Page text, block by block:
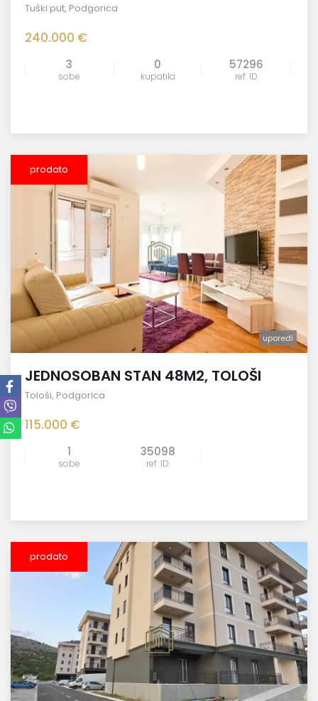
Tuški put, Podgorica
240.000 €
3
sobe
0
kupatila
57296
ref. ID
prodato
uporedi
JEDNOSOBAN STAN 48M2, TOLOŠI
Tološi, Podgorica
115.000 €
1
sobe
35098
ref. ID
prodato